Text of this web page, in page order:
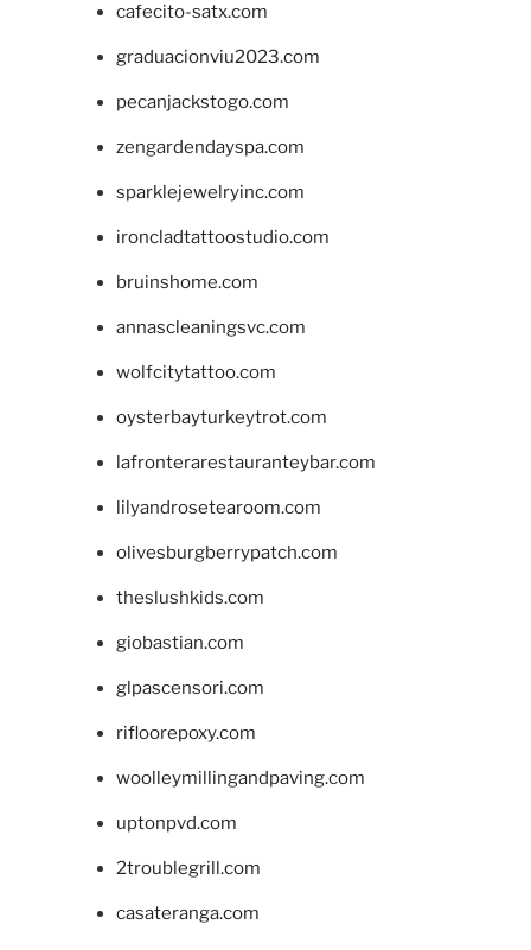
cafecito-satx.com
graduacionviu2023.com
pecanjackstogo.com
zengardendayspa.com
sparklejewelryinc.com
ironcladtattoostudio.com
bruinshome.com
annascleaningsvc.com
wolfcitytattoo.com
oysterbayturkeytrot.com
lafronterarestauranteybar.com
lilyandrosetearoom.com
olivesburgberrypatch.com
theslushkids.com
giobastian.com
glpascensori.com
rifloorepoxy.com
woolleymillingandpaving.com
uptonpvd.com
2troublegrill.com
casateranga.com